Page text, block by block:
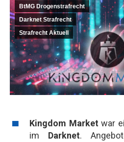
BtMG Drogenstrafrecht
Darknet Strafrecht
Strafrecht Aktuell
Kingdom Market war
im Darknet.